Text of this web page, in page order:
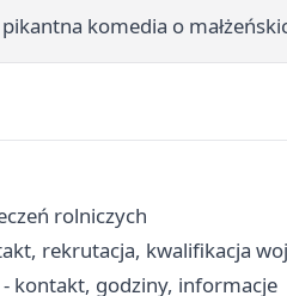
komedia o
rolniczych
rekrutacja, kwalifikacja
- kontakt, godziny, informacje